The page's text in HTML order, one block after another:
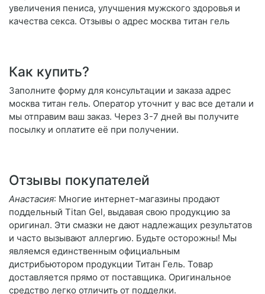
увеличения пениса, улучшения мужского здоровья и
качества секса. Отзывы о адрес москва титан гель
Как купить?
Заполните форму для консультации и заказа адрес
москва титан гель. Оператор уточнит у вас все детали и
мы отправим ваш заказ. Через 3-7 дней вы получите
посылку и оплатите её при получении.
Отзывы покупателей
Анастасия: Многие интернет-магазины продают
поддельный Titan Gel, выдавая свою продукцию за
оригинал. Эти смазки не дают надлежащих результатов
и часто вызывают аллергию. Будьте осторожны! Мы
являемся единственным официальным
дистрибьютором продукции Титан Гель. Товар
доставляется прямо от поставщика. Оригинальное
средство легко отличить от подделки.